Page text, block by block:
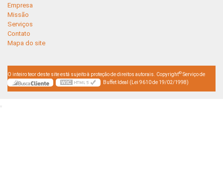
Empresa
Missão
Serviços
Contato
Mapa do site
O inteiro teor deste site está sujeito à proteção de direitos autorais. Copyright© Serviço de
Buffet Ideal (Lei 9610 de 19/02/1998)